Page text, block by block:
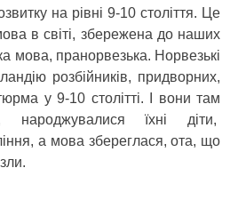
на рівні 9-10 століття. Це
в світі, збережена до наших
мова, пранорвезька. Норвезькі
розбійників, придворних,
у 9-10 столітті. І вони там
народжувалися їхні діти,
а мова збереглася, ота, що